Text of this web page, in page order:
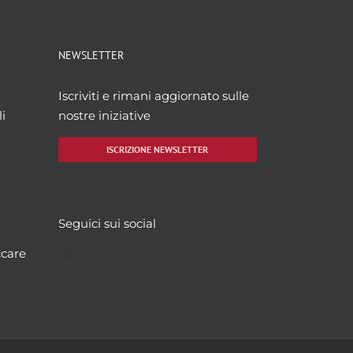
NEWSLETTER
Iscriviti e rimani aggiornato sulle
nostre iniziative
ISCRIZIONE NEWSLETTER
Seguici sui social